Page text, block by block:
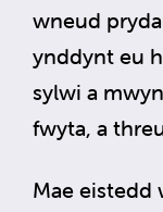
wneud
ynddynt eu
sylwi a
fwyta, a
Mae eistedd